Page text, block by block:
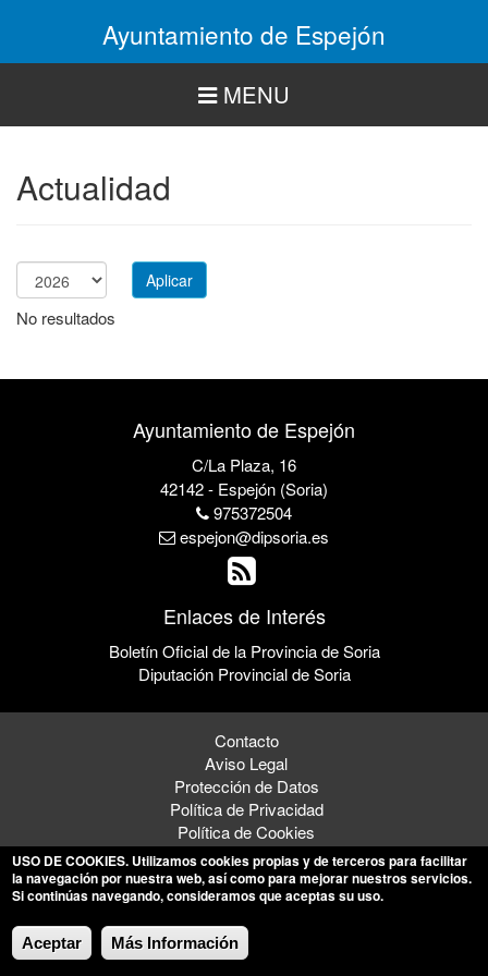
Ayuntamiento de Espejón
MENU
Actualidad
Año
Aplicar
No resultados
Ayuntamiento de Espejón
C/La Plaza, 16
42142 - Espejón (Soria)
975372504
espejon@dipsoria.es
Enlaces de Interés
Boletín Oficial de la Provincia de Soria
Diputación Provincial de Soria
Contacto
Aviso Legal
Protección de Datos
Política de Privacidad
Política de Cookies
USO DE COOKIES. Utilizamos cookies propias y de terceros para facilitar
la navegación por nuestra web, así como para mejorar nuestros servicios.
Si continúas navegando, consideramos que aceptas su uso.
Aceptar Más Información